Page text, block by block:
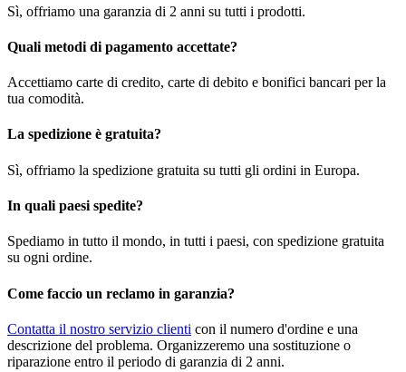
Sì, offriamo una garanzia di 2 anni su tutti i prodotti.
Quali metodi di pagamento accettate?
Accettiamo carte di credito, carte di debito e bonifici bancari per la
tua comodità.
La spedizione è gratuita?
Sì, offriamo la spedizione gratuita su tutti gli ordini in Europa.
In quali paesi spedite?
Spediamo in tutto il mondo, in tutti i paesi, con spedizione gratuita
su ogni ordine.
Come faccio un reclamo in garanzia?
Contatta il nostro servizio clienti con il numero d'ordine e una
descrizione del problema. Organizzeremo una sostituzione o
riparazione entro il periodo di garanzia di 2 anni.